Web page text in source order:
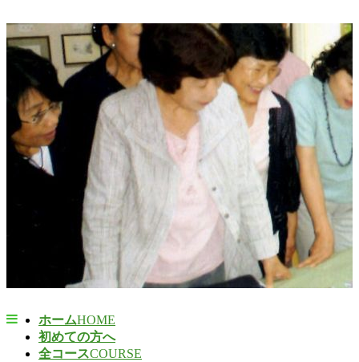
ホームHOME
初めての方へ
全コースCOURSE